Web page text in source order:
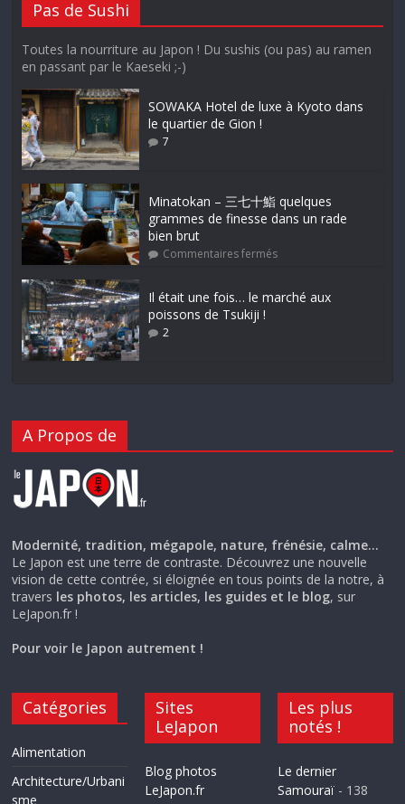
Pas de Sushi
Toutes la nourriture au Japon ! Du sushis (ou pas) au ramen
en passant par le Kaeseki ;-)
SOWAKA Hotel de luxe à Kyoto dans
le quartier de Gion !
7
Minatokan – 三七十鮨 quelques
grammes de finesse dans un rade
bien brut
Commentaires fermés
Il était une fois… le marché aux
poissons de Tsukiji !
2
A Propos de
Modernité, tradition, mégapole, nature, frénésie, calme…
Le Japon est une terre de contraste. Découvrez une nouvelle
vision de cette contrée, si éloignée en tous points de la notre, à
travers les photos, les articles, les guides et le blog, sur
LeJapon.fr !
Pour voir le Japon autrement !
Catégories
Alimentation
Architecture/Urbani
sme
Sites
LeJapon
Blog photos
LeJapon.fr
Les plus
notés !
Le dernier
Samouraï- 138